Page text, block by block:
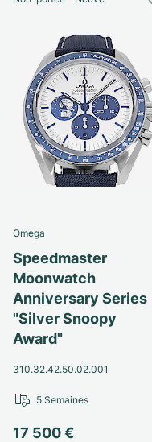
Omega
Speedmaster
Moonwatch
Anniversary Series
"Silver Snoopy
Award"
310.32.42.50.02.001
17 500 €
5 Semaines